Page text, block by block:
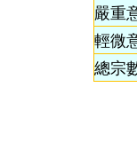
嚴重
輕微
總宗